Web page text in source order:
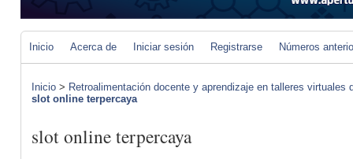
Inicio Acerca de Iniciar sesión Registrarse Números
Inicio > Retroalimentación docente y aprendizaje en talleres virtuales
slot online terpercaya
slot online terpercaya